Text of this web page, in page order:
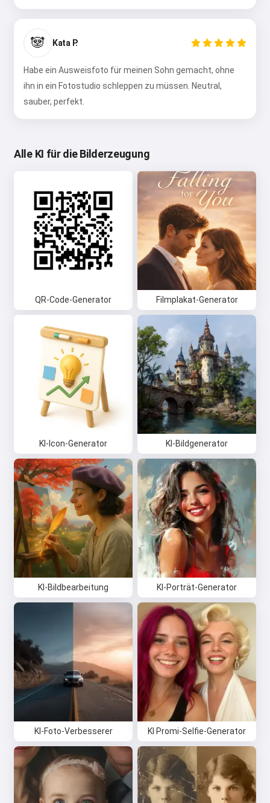
🐼 Kata P.
Habe ein Ausweisfoto für meinen Sohn gemacht, ohne
ihn in ein Fotostudio schleppen zu müssen. Neutral,
sauber, perfekt.
Alle KI für die Bilderzeugung
QR-Code-Generator Filmplakat-Generator
KI-Icon-Generator KI-Bildgenerator
KI-Bildbearbeitung KI-Porträt-Generator
KI-Foto-Verbesserer KI Promi-Selfie-Generator